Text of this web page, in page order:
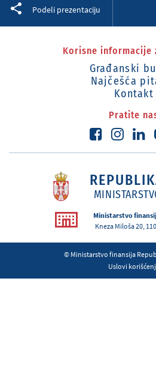
Podeli prezentaciju
Korisne informacije
Građanski
Najčešća
Kontakt
Pratite
Ministarstvo
Kneza Miloša 20,
© Ministarstvo finansija
Uslovi